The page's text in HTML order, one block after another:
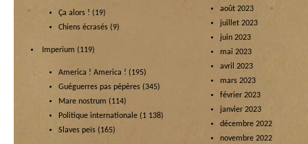
Ça alors ! (19)
Chiens écrasés (9)
Imperium (119)
America ! America ! (195)
Guéguerres pas pépères (345)
Mare nostrum (114)
Politique internationale (1 138)
Slaves peïs (165)
août 2023
juillet 2023
juin 2023
mai 2023
avril 2023
mars 2023
février 2023
janvier 2023
décembre 2022
novembre 2022